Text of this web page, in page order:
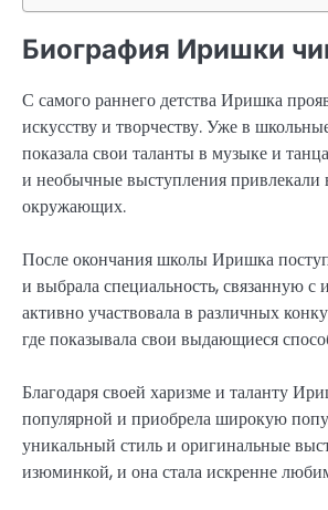
Биография Иришки
С самого раннего детства Иришка
искусству и творчеству. Уже в
показала свои таланты в музыке и
и необычные выступления привлекали
окружающих.
После окончания школы Иришка
и выбрала специальность, связанную с
активно участвовала в различных
где показывала свои выдающиеся
Благодаря своей харизме и таланту
популярной и приобрела широкую
уникальный стиль и оригинальные
изюминкой, и она стала искренне